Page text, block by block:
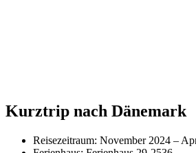
Kurztrip nach Dänemark
Reisezeitraum: November 2024 –